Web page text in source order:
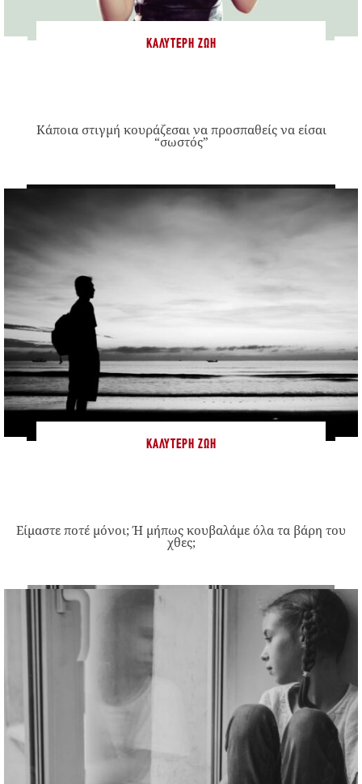
ΚΑΛΎΤΕΡΗ ΖΩΉ
Κάποια στιγμή κουράζεσαι να προσπαθείς να είσαι
“σωστός”
ΚΑΛΎΤΕΡΗ ΖΩΉ
Είμαστε ποτέ μόνοι; Ή μήπως κουβαλάμε όλα τα βάρη του
χθες;